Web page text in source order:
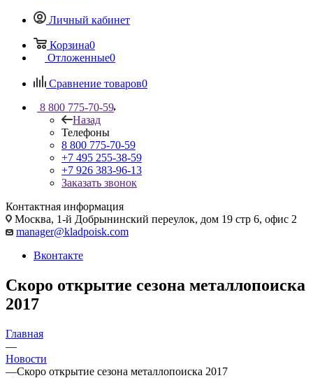
Личный кабинет
Корзина0
Отложенные0
Сравнение товаров0
8 800 775-70-59
Назад
Телефоны
8 800 775-70-59
+7 495 255-38-59
+7 926 383-96-13
Заказать звонок
Контактная информация
Москва, 1-й Добрынинский переулок, дом 19 стр 6, офис 2
manager@kladpoisk.com
Вконтакте
Скоро открытие сезона металлопоиска
2017
Главная
—
Новости
—Скоро открытие сезона металлопоиска 2017